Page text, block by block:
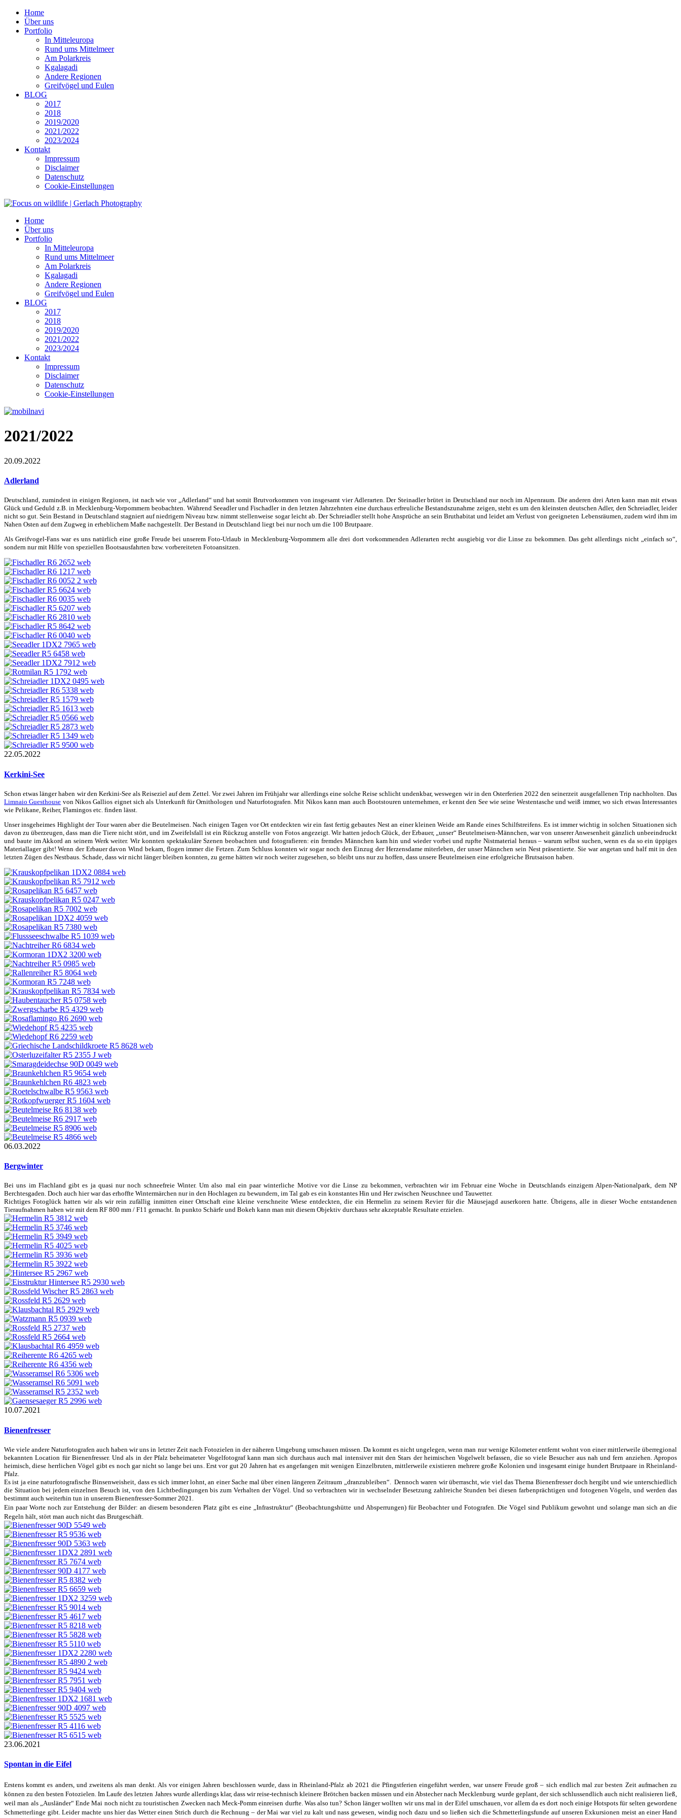
Home
Über uns
Portfolio
In Mitteleuropa
Rund ums Mittelmeer
Am Polarkreis
Kgalagadi
Andere Regionen
Greifvögel und Eulen
BLOG
2017
2018
2019/2020
2021/2022
2023/2024
Kontakt
Impressum
Disclaimer
Datenschutz
Cookie-Einstellungen
Home
Über uns
Portfolio
In Mitteleuropa
Rund ums Mittelmeer
Am Polarkreis
Kgalagadi
Andere Regionen
Greifvögel und Eulen
BLOG
2017
2018
2019/2020
2021/2022
2023/2024
Kontakt
Impressum
Disclaimer
Datenschutz
Cookie-Einstellungen
2021/2022
20.09.2022
Adlerland
Deutschland, zumindest in einigen Regionen, ist nach wie vor „Adlerland“ und hat somit Brutvorkommen von insgesamt vier Adlerarten. Der Steinadler brütet in Deutschland nur noch im Alpenraum. Die anderen drei Arten kann man mit etwas
Glück und Geduld z.B. in Mecklenburg-Vorpommern beobachten. Während Seeadler und Fischadler in den letzten Jahrzehnten eine durchaus erfreuliche Bestandszunahme zeigen, steht es um den kleinsten deutschen Adler, den Schreiadler, leider
nicht so gut. Sein Bestand in Deutschland stagniert auf niedrigem Niveau bzw. nimmt stellenweise sogar leicht ab. Der Schreiadler stellt hohe Ansprüche an sein Bruthabitat und leidet am Verlust von geeigneten Lebensräumen, zudem wird ihm im
Nahen Osten auf dem Zugweg in erheblichem Maße nachgestellt. Der Bestand in Deutschland liegt bei nur noch um die 100 Brutpaare.
Als Greifvogel-Fans war es uns natürlich eine große Freude bei unserem Foto-Urlaub in Mecklenburg-Vorpommern alle drei dort vorkommenden Adlerarten recht ausgiebig vor die Linse zu bekommen. Das geht allerdings nicht „einfach so“,
sondern nur mit Hilfe von speziellen Bootsausfahrten bzw. vorbereiteten Fotoansitzen.
22.05.2022
Kerkini-See
Schon etwas länger haben wir den Kerkini-See als Reiseziel auf dem Zettel. Vor zwei Jahren im Frühjahr war allerdings eine solche Reise schlicht undenkbar, weswegen wir in den Osterferien 2022 den seinerzeit ausgefallenen Trip nachholten. Das
Limnaio Guesthouse von Nikos Gallios eignet sich als Unterkunft für Ornithologen und Naturfotografen. Mit Nikos kann man auch Bootstouren unternehmen, er kennt den See wie seine Westentasche und weiß immer, wo sich etwas Interessantes
wie Pelikane, Reiher, Flamingos etc. finden lässt.
Unser insgeheimes Highlight der Tour waren aber die Beutelmeisen. Nach einigen Tagen vor Ort entdeckten wir ein fast fertig gebautes Nest an einer kleinen Weide am Rande eines Schilfstreifens. Es ist immer wichtig in solchen Situationen sich
davon zu überzeugen, dass man die Tiere nicht stört, und im Zweifelsfall ist ein Rückzug anstelle von Fotos angezeigt. Wir hatten jedoch Glück, der Erbauer, „unser“ Beutelmeisen-Männchen, war von unserer Anwesenheit gänzlich unbeeindruckt
und baute im Akkord an seinem Werk weiter. Wir konnten spektakuläre Szenen beobachten und fotografieren: ein fremdes Männchen kam hin und wieder vorbei und rupfte Nistmaterial heraus – warum selbst suchen, wenn es da so ein üppiges
Materiallager gibt! Wenn der Erbauer davon Wind bekam, flogen immer die Fetzen. Zum Schluss konnten wir sogar noch den Einzug der Herzensdame miterleben, der unser Männchen sein Nest präsentierte. Sie war angetan und half mit in den
letzten Zügen des Nestbaus. Schade, dass wir nicht länger bleiben konnten, zu gerne hätten wir noch weiter zugesehen, so bleibt uns nur zu hoffen, dass unsere Beutelmeisen eine erfolgreiche Brutsaison haben.
06.03.2022
Bergwinter
Bei uns im Flachland gibt es ja quasi nur noch schneefreie Winter. Um also mal ein paar winterliche Motive vor die Linse zu bekommen, verbrachten wir im Februar eine Woche in Deutschlands einzigem Alpen-Nationalpark, dem NP
Berchtesgaden. Doch auch hier war das erhoffte Wintermärchen nur in den Hochlagen zu bewundern, im Tal gab es ein konstantes Hin und Her zwischen Neuschnee und Tauwetter.
Richtiges Fotoglück hatten wir als wir rein zufällig inmitten einer Ortschaft eine kleine verschneite Wiese entdeckten, die ein Hermelin zu seinem Revier für die Mäusejagd auserkoren hatte. Übrigens, alle in dieser Woche entstandenen
Tieraufnahmen haben wir mit dem RF 800 mm / F11 gemacht. In punkto Schärfe und Bokeh kann man mit diesem Objektiv durchaus sehr akzeptable Resultate erzielen.
10.07.2021
Bienenfresser
Wie viele andere Naturfotografen auch haben wir uns in letzter Zeit nach Fotozielen in der näheren Umgebung umschauen müssen. Da kommt es nicht ungelegen, wenn man nur wenige Kilometer entfernt wohnt von einer mittlerweile überregional
bekannten Location für Bienenfresser. Und als in der Pfalz beheimateter Vogelfotograf kann man sich durchaus auch mal intensiver mit den Stars der heimischen Vogelwelt befassen, die so viele Besucher aus nah und fern anziehen. Apropos
heimisch, diese herrlichen Vögel gibt es noch gar nicht so lange bei uns. Erst vor gut 20 Jahren hat es angefangen mit wenigen Einzelbruten, mittlerweile existieren mehrere große Kolonien und insgesamt einige hundert Brutpaare in Rheinland-
Pfalz.
Es ist ja eine naturfotografische Binsenweisheit, dass es sich immer lohnt, an einer Sache mal über einen längeren Zeitraum „dranzubleiben“. Dennoch waren wir überrascht, wie viel das Thema Bienenfresser doch hergibt und wie unterschiedlich
die Situation bei jedem einzelnen Besuch ist, von den Lichtbedingungen bis zum Verhalten der Vögel. Und so verbrachten wir in wechselnder Besetzung zahlreiche Stunden bei diesen farbenprächtigen und fotogenen Vögeln, und werden das
bestimmt auch weiterhin tun in unserem Bienenfresser-Sommer 2021.
Ein paar Worte noch zur Entstehung der Bilder: an diesem besonderen Platz gibt es eine „Infrastruktur“ (Beobachtungshütte und Absperrungen) für Beobachter und Fotografen.Die Vögel sind Publikum gewohnt und solange man sich an die
Regeln hält, stört man auch nicht das Brutgeschäft.
23.06.2021
Spontan in die Eifel
Erstens kommt es anders, und zweitens als man denkt. Als vor einigen Jahren beschlossen wurde, dass in Rheinland-Pfalz ab 2021 die Pfingstferien eingeführt werden, war unsere Freude groß – sich endlich mal zur besten Zeit aufmachen zu
können zu den besten Fotozielen. Im Laufe des letzten Jahres wurde allerdings klar, dass wirreise-technisch kleinere Brötchen backen müssen und ein Abstecher nach Mecklenburg wurde geplant, der sich schlussendlich auch nicht realisieren ließ,
weil man als „Ausländer“ Ende Mai noch nicht zu touristischen Zwecken nach Meck-Pomm einreisen durfte. Was also tun? Schon länger wollten wir uns mal in der Eifel umschauen, vor allem da es dort noch einige Hotspots für selten gewordene
Schmetterlinge gibt. Leider machte uns hier das Wetter einen Strich durch die Rechnung – der Mai war viel zu kalt und nass gewesen, windig noch dazu und so ließen sich die Schmetterlingsfunde auf unseren Exkursionen meist an einer Hand